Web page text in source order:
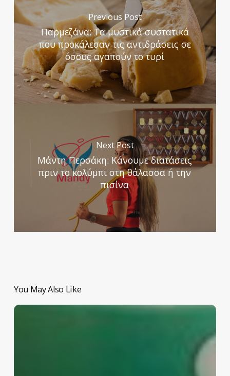
Previous Post
Παρμεζάνα: Τα μυστικά συστατικά
που προκάλεσαν τις αντιδράσεις σε
όσους αγαπούν το τυρί
Next Post
Μάντη Περσάκη: Κάνουμε διατάσεις
πριν το κολύμπι στη θάλασσα ή την
πισίνα
You May Also Like